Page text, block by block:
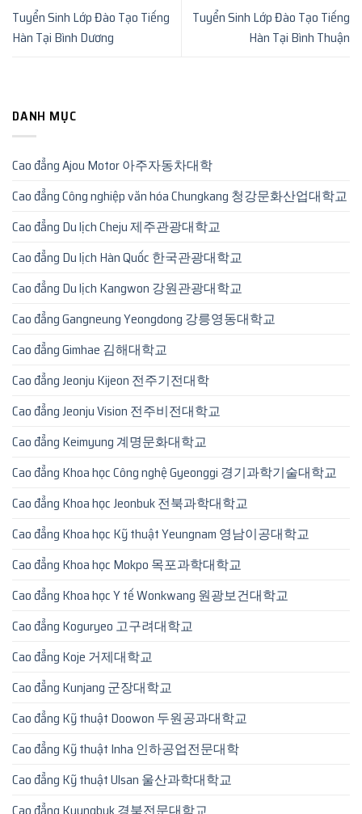
Tuyển Sinh Lớp Đào Tạo Tiếng
Hàn Tại Bình Dương
Tuyển Sinh Lớp Đào Tạo Tiếng
Hàn Tại Bình Thuận
DANH MỤC
Cao đẳng Ajou Motor 아주자동차대학
Cao đẳng Công nghiệp văn hóa Chungkang 청강문화산업대학교
Cao đẳng Du lịch Cheju 제주관광대학교
Cao đẳng Du lịch Hàn Quốc 한국관광대학교
Cao đẳng Du lịch Kangwon 강원관광대학교
Cao đẳng Gangneung Yeongdong 강릉영동대학교
Cao đẳng Gimhae 김해대학교
Cao đẳng Jeonju Kijeon 전주기전대학
Cao đẳng Jeonju Vision 전주비전대학교
Cao đẳng Keimyung 계명문화대학교
Cao đẳng Khoa học Công nghệ Gyeonggi 경기과학기술대학교
Cao đẳng Khoa học Jeonbuk 전북과학대학교
Cao đẳng Khoa học Kỹ thuật Yeungnam 영남이공대학교
Cao đẳng Khoa học Mokpo 목포과학대학교
Cao đẳng Khoa học Y tế Wonkwang 원광보건대학교
Cao đẳng Koguryeo 고구려대학교
Cao đẳng Koje 거제대학교
Cao đẳng Kunjang 군장대학교
Cao đẳng Kỹ thuật Doowon 두원공과대학교
Cao đẳng Kỹ thuật Inha 인하공업전문대학
Cao đẳng Kỹ thuật Ulsan 울산과학대학교